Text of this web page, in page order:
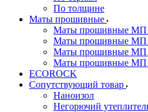
По толщине
Маты прошивные
Маты прошивные
Маты прошивные
Маты прошивные
Маты прошивные МП
ECOROCK
Сопутствующий товар
Наноизол
Негорючий